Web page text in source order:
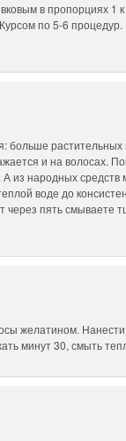
в пропорциях 1
по 5-6
больше
и на волосах.
из народных средств
воде до
через пять смываете
желатином.
минут 30, смыть